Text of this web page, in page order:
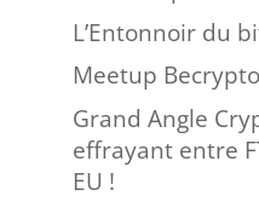
L’Entonnoir du
Meetup
Grand Angle
effrayant entre
EU !